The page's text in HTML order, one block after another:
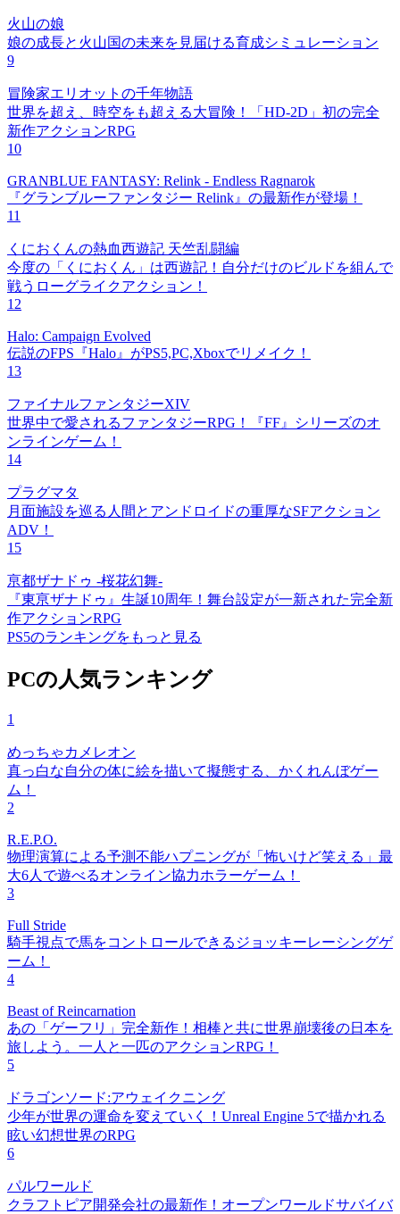
火山の娘
娘の成長と火山国の未来を見届ける育成シミュレーション
9
冒険家エリオットの千年物語
世界を超え、時空をも超える大冒険！「HD-2D」初の完全
新作アクションRPG
10
GRANBLUE FANTASY: Relink - Endless Ragnarok
『グランブルーファンタジー Relink』の最新作が登場！
11
くにおくんの熱血西遊記 天竺乱闘編
今度の「くにおくん」は西遊記！自分だけのビルドを組んで
戦うローグライクアクション！
12
Halo: Campaign Evolved
伝説のFPS『Halo』がPS5,PC,Xboxでリメイク！
13
ファイナルファンタジーXIV
世界中で愛されるファンタジーRPG！『FF』シリーズのオ
ンラインゲーム！
14
プラグマタ
月面施設を巡る人間とアンドロイドの重厚なSFアクション
ADV！
15
亰都ザナドゥ -桜花幻舞-
『東亰ザナドゥ』生誕10周年！舞台設定が一新された完全新
作アクションRPG
PS5のランキングをもっと見る
PCの人気ランキング
1
めっちゃカメレオン
真っ白な自分の体に絵を描いて擬態する、かくれんぼゲー
ム！
2
R.E.P.O.
物理演算による予測不能ハプニングが「怖いけど笑える」最
大6人で遊べるオンライン協力ホラーゲーム！
3
Full Stride
騎手視点で馬をコントロールできるジョッキーレーシングゲ
ーム！
4
Beast of Reincarnation
あの「ゲーフリ」完全新作！相棒と共に世界崩壊後の日本を
旅しよう。一人と一匹のアクションRPG！
5
ドラゴンソード:アウェイクニング
少年が世界の運命を変えていく！Unreal Engine 5で描かれる
眩い幻想世界のRPG
6
パルワールド
クラフトピア開発会社の最新作！オープンワールドサバイバ